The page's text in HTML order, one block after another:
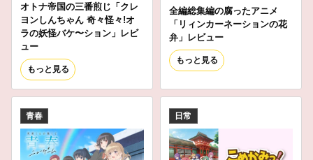
オトナ帝国の三番煎じ「クレ
ヨンしんちゃん 奇々怪々!オ
ラの妖怪バケ〜ション」レビ
ュー
もっと見る
全編総集編の腐ったアニメ
「リィンカーネーションの花
弁」レビュー
もっと見る
青春 日常